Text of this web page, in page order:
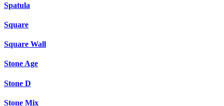
Spatula
Square
Square Wall
Stone Age
Stone D
Stone Mix